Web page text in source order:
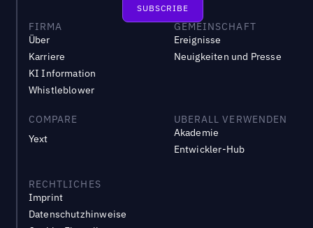
FIRMA
Über
Karriere
KI Information
Whistleblower
GEMEINSCHAFT
Ereignisse
Neuigkeiten und Presse
COMPARE
Yext
UBERALL VERWENDEN
Akademie
Entwickler-Hub
RECHTLICHES
Imprint
Datenschutzhinweise